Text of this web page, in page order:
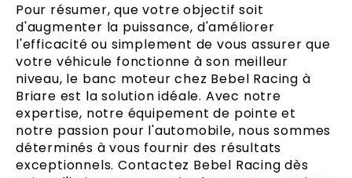
Pour résumer, que votre objectif soit
d'augmenter la puissance, d'améliorer
l'efficacité ou simplement de vous assurer que
votre véhicule fonctionne à son meilleur
niveau, le banc moteur chez Bebel Racing à
Briare est la solution idéale. Avec notre
expertise, notre équipement de pointe et
notre passion pour l'automobile, nous sommes
déterminés à vous fournir des résultats
exceptionnels. Contactez Bebel Racing dès